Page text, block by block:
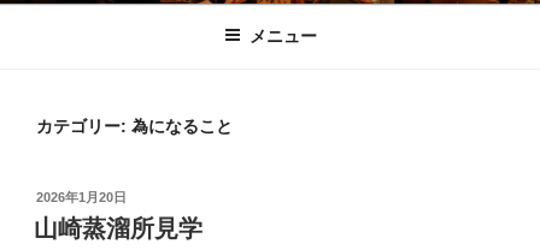
メニュー
カテゴリー: 為になること
投
稿
日:
2026年1月20日
山崎蒸溜所見学